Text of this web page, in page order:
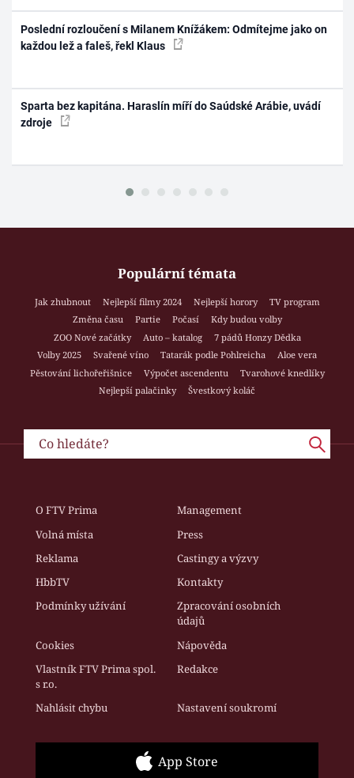
Poslední rozloučení s Milanem Knížákem: Odmítejme jako on
každou lež a faleš, řekl Klaus
Sparta bez kapitána. Haraslín míří do Saúdské Arábie, uvádí
zdroje
Populární témata
Jak zhubnout Nejlepší filmy 2024 Nejlepší horory
TV program
Změna času
Partie Počasí
Kdy budou volby
ZOO Nové začátky
Auto – katalog
7 pádů Honzy Dědka
Volby 2025
Svařené víno Tatarák podle Pohlreicha
Aloe vera
Pěstování lichořeřišnice
Výpočet ascendentu
Tvarohové knedlíky
Nejlepší palačinky
Švestkový koláč
O FTV Prima
Management
Volná místa
Press
Reklama
Castingy a výzvy
HbbTV
Kontakty
Podmínky užívání
Zpracování osobních
údajů
Cookies
Nápověda
Vlastník FTV Prima spol.
s r.o.
Redakce
Nahlásit chybu Nastavení soukromí
App Store